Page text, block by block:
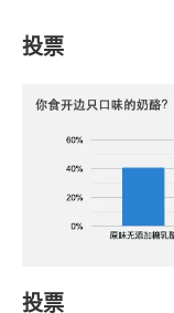
投票
投票